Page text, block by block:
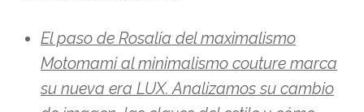
El paso de Rosalía del maximalismo
Motomami al minimalismo couture marca
su nueva era LUX. Analizamos su cambio